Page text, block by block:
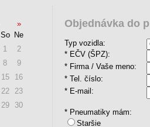
Objednávka do
Typ vozidla:
* EČV (ŠPZ):
* Firma / Vaše meno:
* Tel. číslo:
* E-mail:
* Pneumatiky mám:
Staršie
»
So
Ne
1
2
8
9
15
16
22
23
29
30